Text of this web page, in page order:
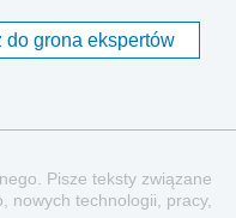
do grona ekspertów
Pisze teksty związane
nowych technologii, pracy,